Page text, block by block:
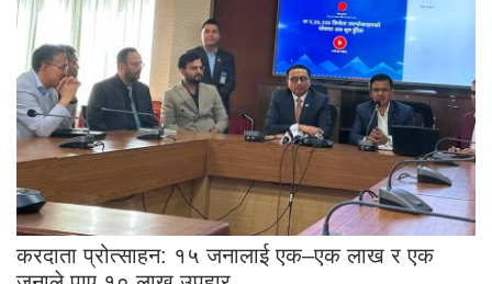
करदाता प्रोत्साहन: १५ जनालाई एक–एक लाख र एक